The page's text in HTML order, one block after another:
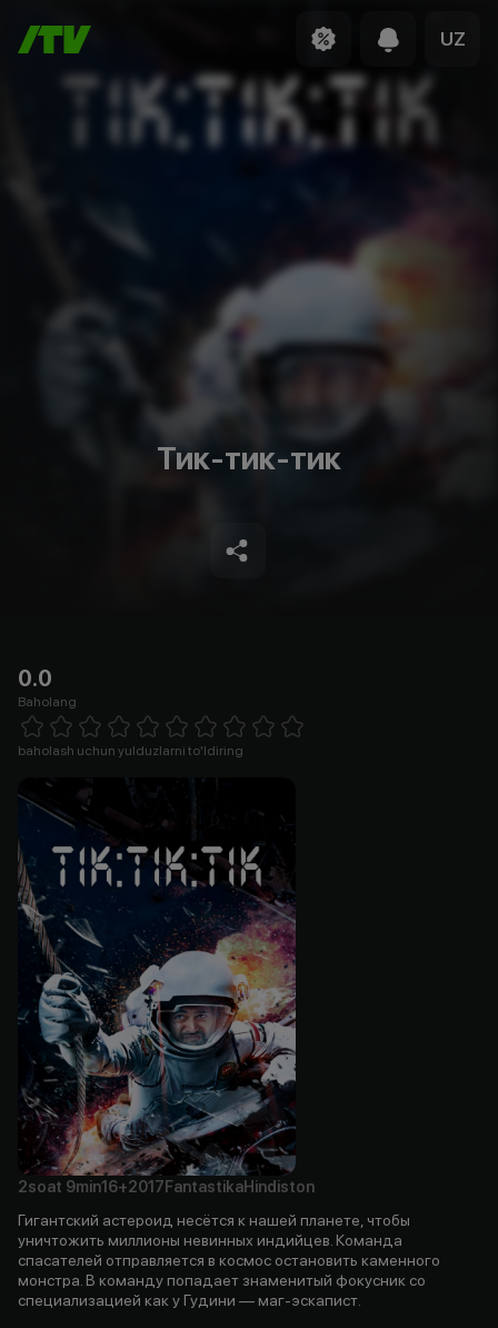
UZ
Тик-тик-тик
0.0
Baholang
1 Star 2 Stars 3 Stars 4 Stars5 Stars 6 Stars7 Stars8 Stars
baholash uchun yulduzlarni to'ldiring
2soat 9min16+2017 FantastikaHindiston
Гигантский астероид несётся к нашей планете, чтобы
уничтожить миллионы невинных индийцев. Команда
спасателей отправляется в космос остановить каменного
монстра. В команду попадает знаменитый фокусник со
специализацией как у Гудини — маг-эскапист.